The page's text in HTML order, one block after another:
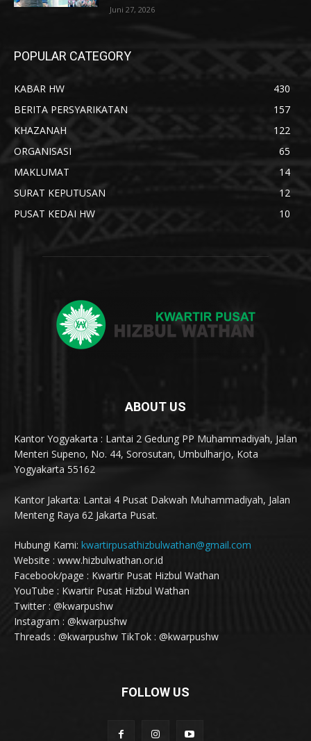
Juni 27, 2026
POPULAR CATEGORY
KABAR HW
430
BERITA PERSYARIKATAN
157
KHAZANAH
122
ORGANISASI
65
MAKLUMAT
14
SURAT KEPUTUSAN
12
PUSAT KEDAI HW
10
ABOUT US
Kantor Yogyakarta : Lantai 2 Gedung PP Muhammadiyah, Jalan
Menteri Supeno, No. 44, Sorosutan, Umbulharjo, Kota
Yogyakarta 55162
Kantor Jakarta: Lantai 4 Pusat Dakwah Muhammadiyah, Jalan
Menteng Raya 62 Jakarta Pusat.
Hubungi Kami: kwartirpusathizbulwathan@gmail.com
Website : www.hizbulwathan.or.id
Facebook/page : Kwartir Pusat Hizbul Wathan
YouTube : Kwartir Pusat Hizbul Wathan
Twitter : @kwarpushw
Instagram : @kwarpushw
Threads : @kwarpushw TikTok : @kwarpushw
FOLLOW US